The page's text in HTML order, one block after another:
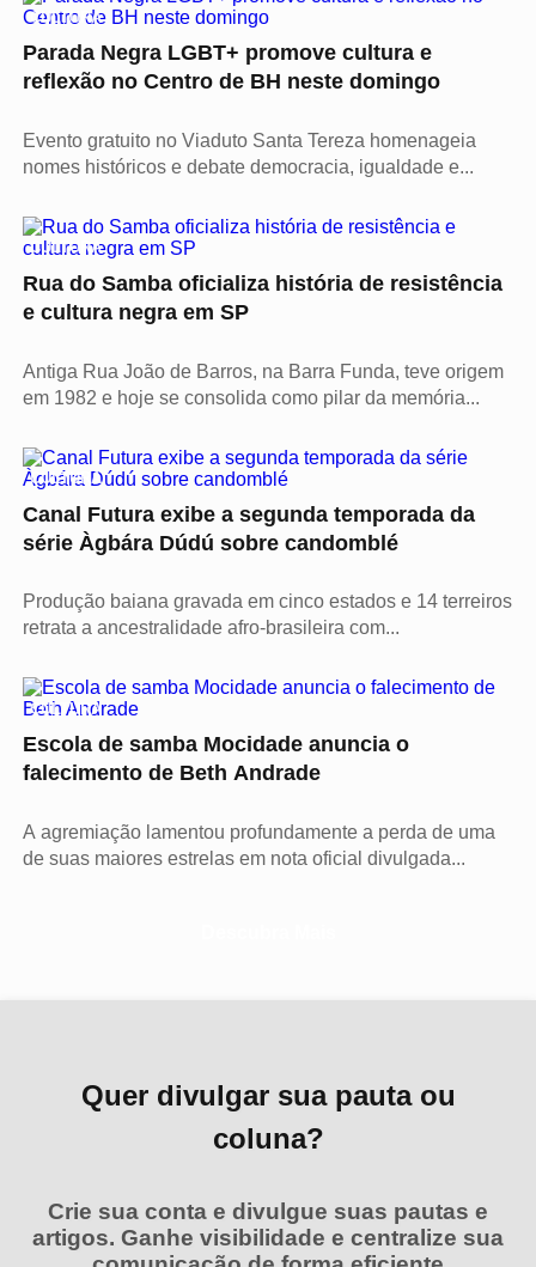
CULTURA
Parada Negra LGBT+ promove cultura e
reflexão no Centro de BH neste domingo
Evento gratuito no Viaduto Santa Tereza homenageia
nomes históricos e debate democracia, igualdade e...
CULTURA
Rua do Samba oficializa história de resistência
e cultura negra em SP
Antiga Rua João de Barros, na Barra Funda, teve origem
em 1982 e hoje se consolida como pilar da memória...
CULTURA
Canal Futura exibe a segunda temporada da
série Àgbára Dúdú sobre candomblé
Produção baiana gravada em cinco estados e 14 terreiros
retrata a ancestralidade afro-brasileira com...
CULTURA
Escola de samba Mocidade anuncia o
falecimento de Beth Andrade
A agremiação lamentou profundamente a perda de uma
de suas maiores estrelas em nota oficial divulgada...
Quer divulgar sua pauta ou
coluna?
Crie sua conta e divulgue suas pautas e
artigos. Ganhe visibilidade e centralize sua